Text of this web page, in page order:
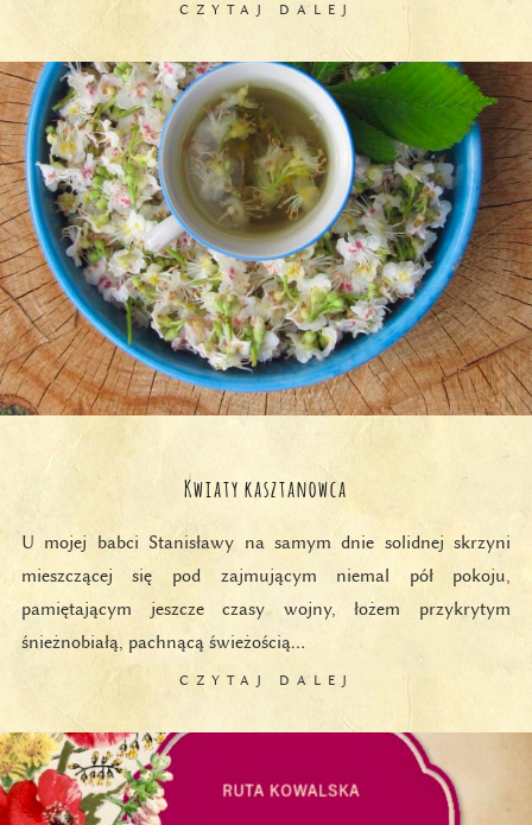
CZYTAJ DALEJ
Kwiaty kasztanowca
U mojej babci Stanisławy na samym dnie solidnej skrzyni
mieszczącej się pod zajmującym niemal pół pokoju,
pamiętającym jeszcze czasy wojny, łożem przykrytym
śnieżnobiałą, pachnącą świeżością…
CZYTAJ DALEJ